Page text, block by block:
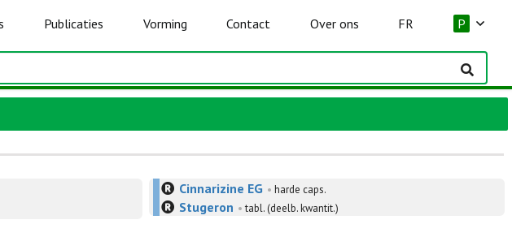
Publicaties Vorming Contact Over ons FR P
Cinnarizine EG •harde caps.
Stugeron •tabl. (deelb. kwantit.)